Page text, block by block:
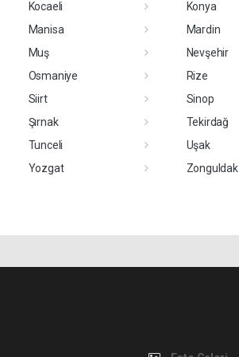
Kocaeli Konya
Manisa Mardin
Muş Nevşehir
Osmaniye Rize
Siirt Sinop
Şırnak Tekirdağ
Tunceli Uşak
Yozgat Zonguldak